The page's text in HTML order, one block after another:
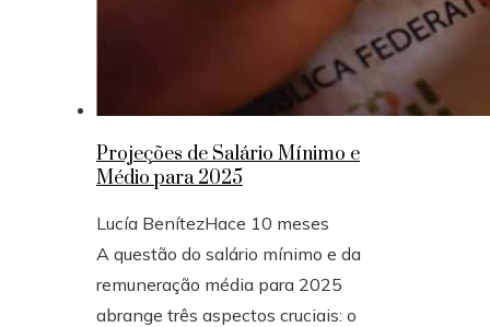
Projeções de Salário Mínimo e
Médio para 2025
Lucía BenítezHace 10 meses
A questão do salário mínimo e da
remuneração média para 2025
abrange três aspectos cruciais: o